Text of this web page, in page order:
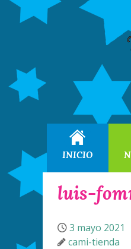
INICIO
luis-
3 mayo 2021
cami-tienda